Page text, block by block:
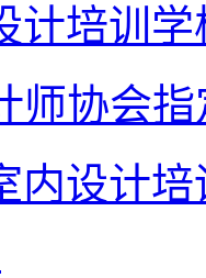
计培训学
师协会
内设计